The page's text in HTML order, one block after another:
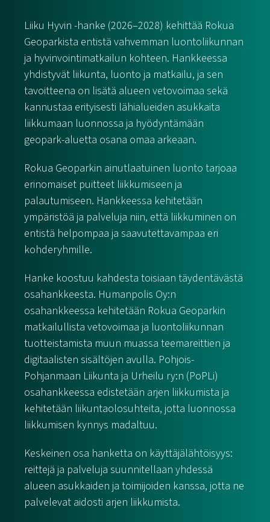
Liiku Hyvin -hanke (2026–2028) kehittää Rokua
Geoparkista entistä vahvemman luontoliikunnan
ja hyvinvointimatkailun kohteen. Hankkeessa
yhdistyvät liikunta, luonto ja matkailu, ja sen
tavoitteena on lisätä alueen vetovoimaa sekä
kannustaa erityisesti lähialueiden asukkaita
liikkumaan luonnossa ja hyödyntämään
geopark-aluetta osana omaa arkeaan.
Rokua Geoparkin ainutlaatuinen luonto tarjoaa
erinomaiset puitteet liikkumiseen ja
palautumiseen. Hankkeessa kehitetään
ympäristöä ja palveluja niin, että liikkuminen on
entistä helpompaa ja saavutettavampaa eri
kohderyhmille.
Hanke koostuu kahdesta toisiaan täydentävästä
osahankkeesta. Humanpolis Oy:n
osahankkeessa kehitetään Rokua Geoparkin
matkailullista vetovoimaa ja luontoliikunnan
tuotteistamista muun muassa teemareittien ja
digitaalisten sisältöjen avulla. Pohjois-
Pohjanmaan Liikunta ja Urheilu ry:n (PoPLi)
osahankkeessa edistetään arjen liikkumista ja
kehitetään liikuntaolosuhteita, jotta luonnossa
liikkumisen kynnys madaltuu.
Keskeinen osa hanketta on käyttäjälähtöisyys:
reittejä ja palveluja suunnitellaan yhdessä
alueen asukkaiden ja toimijoiden kanssa, jotta ne
palvelevat aidosti arjen liikkumista.